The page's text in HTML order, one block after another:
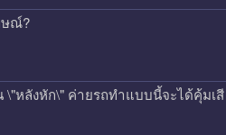
ษณ์?
หลังหัก\" ค่ายรถทำแบบนี้จะได้คุ้มเสี